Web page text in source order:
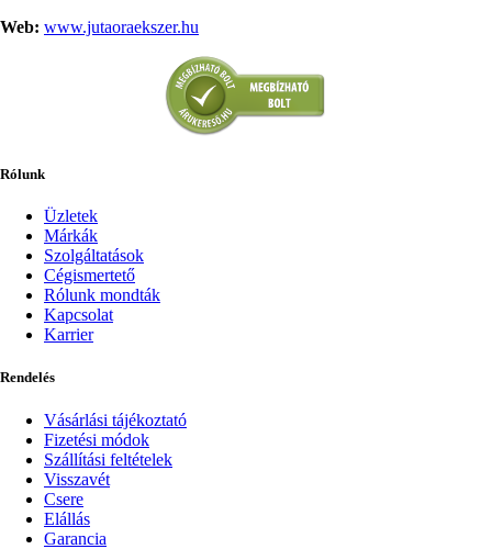
Web: www.jutaoraekszer.hu
Rólunk
Üzletek
Márkák
Szolgáltatások
Cégismertető
Rólunk mondták
Kapcsolat
Karrier
Rendelés
Vásárlási tájékoztató
Fizetési módok
Szállítási feltételek
Visszavét
Csere
Elállás
Garancia